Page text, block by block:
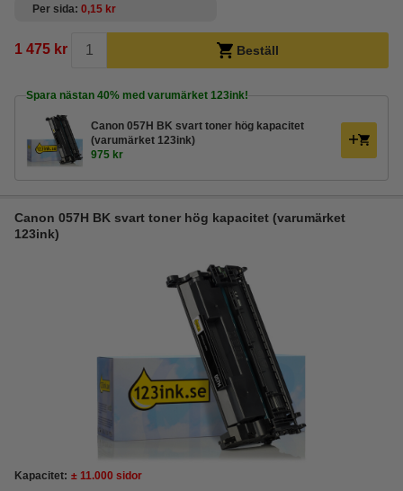
Per sida 0,15 kr
1 475 kr Beställ
Spara nästan 40% med varumärket 123ink!
Canon 057H BK svart toner hög kapacitet
(varumärket 123ink)
975 kr
Canon 057H BK svart toner hög kapacitet (varumärket
123ink)
Kapacitet: ± 11.000 sidor